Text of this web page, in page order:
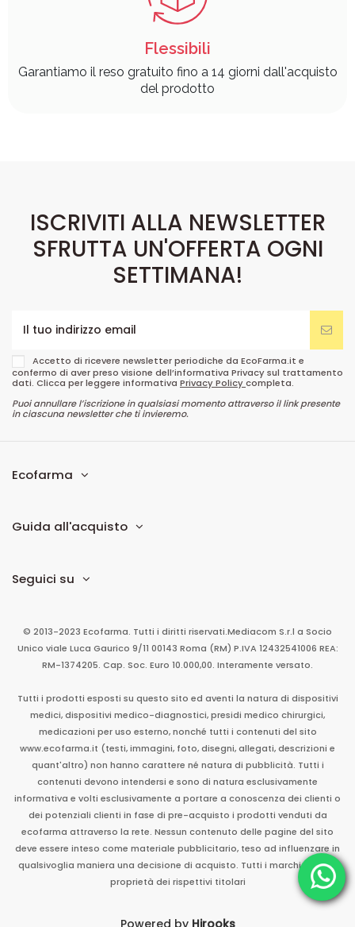
Flessibili
Garantiamo il reso gratuito fino a 14 giorni dall'acquisto
del prodotto
ISCRIVITI ALLA NEWSLETTER
SFRUTTA UN'OFFERTA OGNI
SETTIMANA!
Accetto di ricevere newsletter periodiche da EcoFarma.it e
confermo di aver preso visione dell’informativa Privacy sul trattamento
dati. Clicca per leggere informativa Privacy Policycompleta.
Puoi annullare l’iscrizione in qualsiasi momento attraverso il link presente
in ciascuna newsletter che ti invieremo.
Ecofarma
Guida all'acquisto
Seguici su
© 2013-2023 Ecofarma. Tutti i diritti riservati.Mediacom S.r.l a Socio
Unico viale Luca Gaurico 9/11 00143 Roma (RM) P.IVA 12432541006 REA:
RM-1374205. Cap. Soc. Euro 10.000,00. Interamente versato.
Tutti i prodotti esposti su questo sito ed aventi la natura di dispositivi
medici, dispositivi medico-diagnostici, presidi medico chirurgici,
medicazioni per uso esterno, nonché tutti i contenuti del sito
www.ecofarma.it (testi, immagini, foto, disegni, allegati, descrizioni e
quant'altro) non hanno carattere né natura di pubblicità. Tutti i
contenuti devono intendersi e sono di natura esclusivamente
informativa e volti esclusivamente a portare a conoscenza dei clienti o
dei potenziali clienti in fase di pre-acquisto i prodotti venduti da
ecofarma attraverso la rete. Nessun contenuto delle pagine del sito
deve essere inteso come materiale pubblicitario, teso ad influenzare in
qualsivoglia maniera una decisione di acquisto. Tutti i marchi sono di
proprietà dei rispettivi titolari